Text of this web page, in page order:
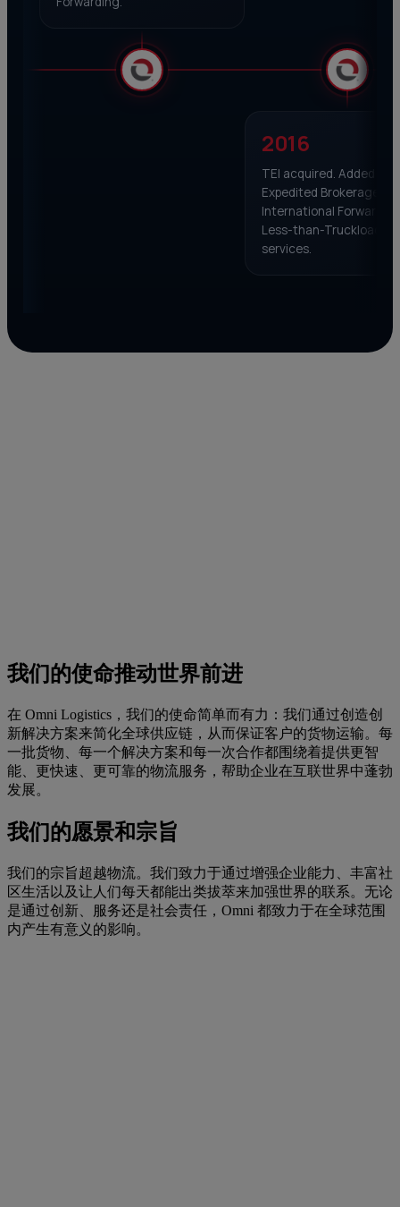
2016
TEI acquired. Added:
Expedited Brokerage,
International
Less-than-Truckload
services.
我们的使命推动世界前进
在 Omni Logistics，我们的使命简单而有力：我们通过创造创
新解决方案来简化全球供应链，从而保证客户的货物运输。每
一批货物、每一个解决方案和每一次合作都围绕着提供更智
能、更快速、更可靠的物流服务，帮助企业在互联世界中蓬勃
发展。
我们的愿景和宗旨
我们的宗旨超越物流。我们致力于通过增强企业能力、丰富社
区生活以及让人们每天都能出类拔萃来加强世界的联系。无论
是通过创新、服务还是社会责任，Omni 都致力于在全球范围
内产生有意义的影响。